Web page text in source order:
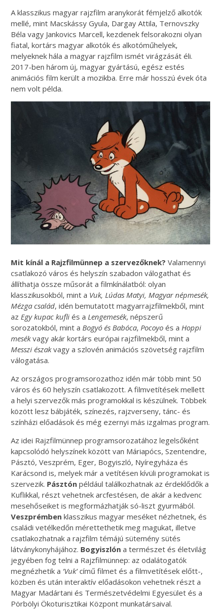
A klasszikus magyar rajzfilm aranykorát fémjelző alkotók
mellé, mint Macskássy Gyula, Dargay Attila, Ternovszky
Béla vagy Jankovics Marcell, kezdenek felsorakozni olyan
fiatal, kortárs magyar alkotók és alkotóműhelyek,
melyeknek hála a magyar rajzfilm ismét virágzását éli.
2017-ben három új, magyar gyártású, egész estés
animációs film került a mozikba. Erre már hosszú évek óta
nem volt példa.
Mit kínál a Rajzfilmünnep a szervezőknek? Valamennyi
csatlakozó város és helyszín szabadon válogathat és
állíthatja össze műsorát a filmkínálatból: olyan
klasszikusokból, mint a Vuk, Lúdas Matyi, Magyar népmesék,
Mézga család, idén bemutatott magyarrajzfilmekből, mint
az Egy kupac kufliés a Lengemesék, népszerű
sorozatokból, mint a Bogyó és Babóca, Pocoyo és a Hoppi
mesékvagy akár kortárs európai rajzfilmekből, mint a
Messzi északvagy a szlovén animációs szövetség rajzfilm
válogatása.
Az országos programsorozathoz idén már több mint 50
város és 60 helyszín csatlakozott. A filmvetítések mellett
a helyi szervezők más programokkal is készülnek. Többek
között lesz bábjáték, színezés, rajzverseny, tánc- és
színházi előadások és még ezernyi más izgalmas program.
Az idei Rajzfilmünnep programsorozatához legelsőként
kapcsolódó helyszínek között van Máriapócs, Szentendre,
Pásztó, Veszprém, Eger, Bogyiszló, Nyíregyháza és
Karácsond is, melyek már a vetítésen kívüli programokat is
szervezik. Pásztón például találkozhatnak az érdeklődők a
Kuflikkal, részt vehetnek arcfestésen, de akár a kedvenc
mesehőseiket is megformázhatják só-liszt gyurmából.
Veszprémben klasszikus magyar meséket nézhetnek, és
családi vetélkedőn mérettethetik meg magukat, illetve
csatlakozhatnak a rajzfilm témájú sütemény sütés
látványkonyhájához. Bogyiszlón a természet és életvilág
jegyében fog telni a Rajzfilmünnep: az odalátogatók
megnézhetik a ’Vuk’című filmet és a filmvetítések előtt-,
közben és után interaktív előadásokon vehetnek részt a
Magyar Madártani és Természetvédelmi Egyesület és a
Pörbölyi Ökoturisztikai Központ munkatársaival.